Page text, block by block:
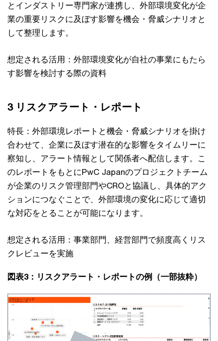
とインダストリー専門家が連携し、外部環境変化が企
業の重要リスクに及ぼす影響を機会・脅威シナリオと
して整理します。
想定される活用：外部環境変化が自社の事業にもたら
す影響を検討する際の資料
3 リスクアラート・レポート
特長：外部環境レポートと機会・脅威シナリオを掛け
合わせて、企業に及ぼす潜在的な影響をタイムリーに
察知し、アラート情報として関係者へ配信します。こ
のレポートをもとにPwC Japanのプロジェクトチーム
が企業のリスク管理部門やCROと協議し、具体的アク
ションにつなぐことで、外部環境の変化に応じて適切
な対応をとることが可能になります。
想定される活用：事業部門、経営部門で頻度高くリス
クレビューを実施
図表3：リスクアラート・レポートの例（一部抜粋）